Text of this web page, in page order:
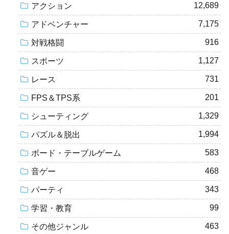
アクション 12,689
アドベンチャー 7,175
対戦格闘 916
スポーツ 1,127
レース 731
FPS＆TPS系 201
シューティング 1,329
パズル＆脱出 1,994
ボード・テーブルゲーム 583
音ゲー 468
パーティ 343
学習・教育 99
その他ジャンル 463